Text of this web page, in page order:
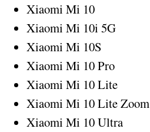
Xiaomi Mi 10
Xiaomi Mi 10i 5G
Xiaomi Mi 10S
Xiaomi Mi 10 Pro
Xiaomi Mi 10 Lite
Xiaomi Mi 10 Lite Zoom
Xiaomi Mi 10 Ultra